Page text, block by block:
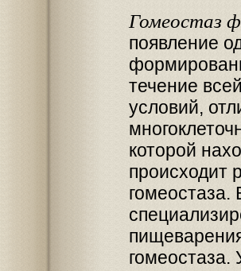
Гомеостаз
появление
течение
условий,
которой
происходит